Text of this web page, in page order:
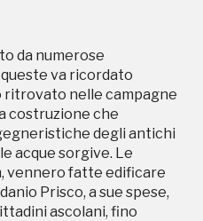
da numerose
va ricordato
nelle campagne
costruzione che
degli antichi
acque sorgive. Le
vennero fatte edificare
Prisco, a sue spese,
ascolani, fino
in questo